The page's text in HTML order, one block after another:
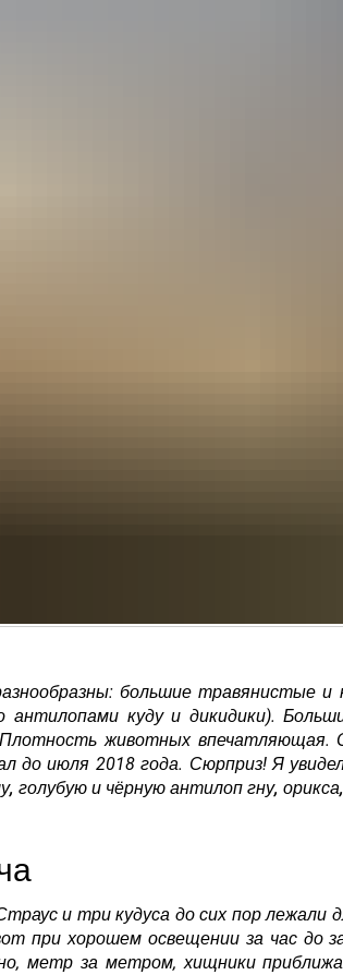
большие травянистые и
антилопами куду и дикидики).
Плотность животных впечатляющая.
до июля 2018 года. Сюрприз! Я
голубую и чёрную антилоп гну,
и три кудуса до сих пор лежали
при хорошем освещении за час до
метр за метром, хищники